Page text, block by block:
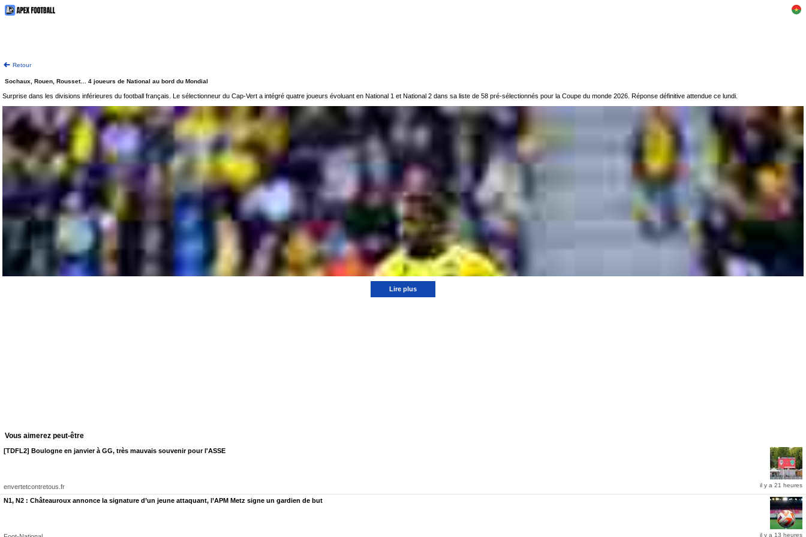
Retour
Sochaux, Rouen, Rousset… 4 joueurs de National au bord du Mondial
Surprise dans les divisions inférieures du football français. Le sélectionneur du Cap-Vert a intégré quatre joueurs évoluant en National 1 et National 2 dans sa liste de 58 pré-sélectionnés pour la Coupe du monde 2026. Réponse définitive attendue ce lundi.
Lire plus
Vous aimerez peut-être
[TDFL2] Boulogne en janvier à GG, très mauvais souvenir pour l'ASSE
envertetcontretous.fr il y a 21 heures
N1, N2 : Châteauroux annonce la signature d’un jeune attaquant, l’APM Metz signe un gardien de but
il y a 13 heures